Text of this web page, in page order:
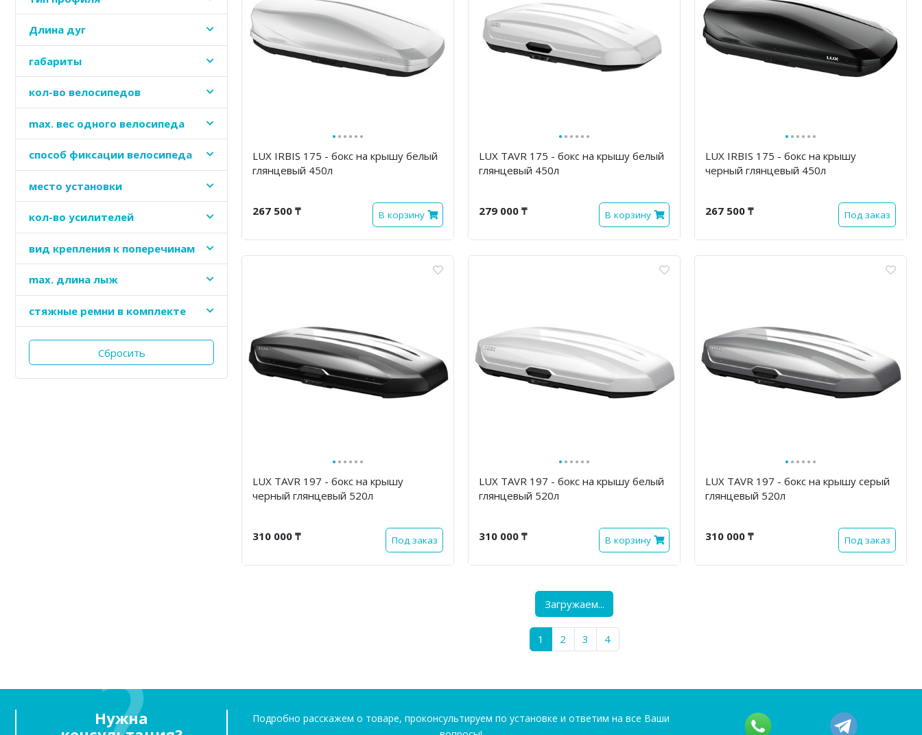
Длина дуг
габариты
кол-во велосипедов
maх. вес одного велосипеда
способ фиксации велосипеда
место установки
кол-во усилителей
вид крепления к поперечинам
max. длина лыж
стяжные ремни в комплекте
Сбросить
······
LUX IRBIS 175 - бокс на крышу белый
глянцевый 450л
267 500 ₸ В корзину
······
LUX TAVR 175 - бокс на крышу белый
глянцевый 450л
279 000 ₸ В корзину
······
LUX IRBIS 175 - бокс на крышу
черный глянцевый 450л
267 500 ₸ Под заказ
······
LUX TAVR 197 - бокс на крышу
черный глянцевый 520л
310 000 ₸ Под заказ
······
LUX TAVR 197 - бокс на крышу белый
глянцевый 520л
310 000 ₸ В корзину
······
LUX TAVR 197 - бокс на крышу серый
глянцевый 520л
310 000 ₸ Под заказ